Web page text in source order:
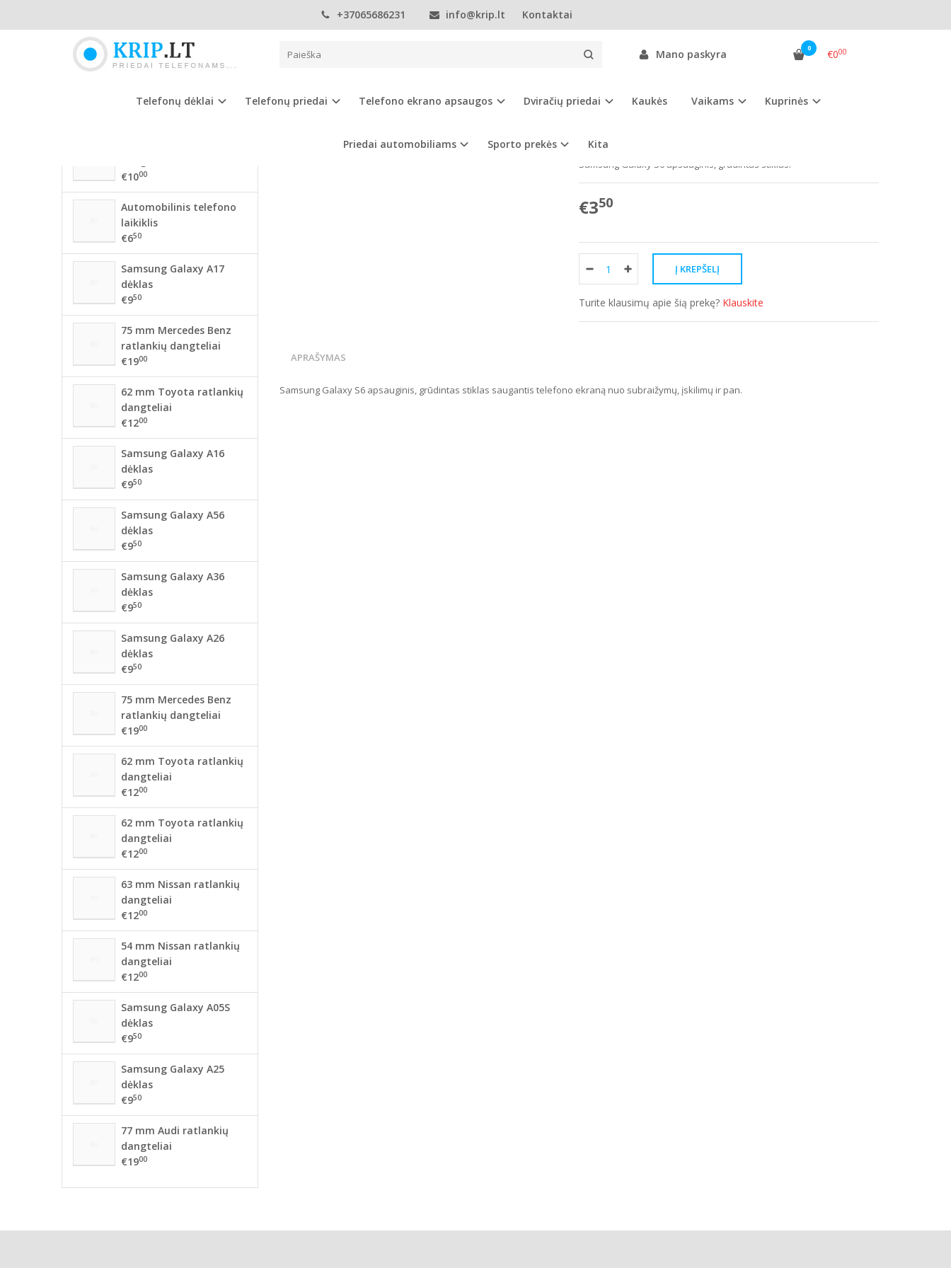
+37065686231 info@krip.lt Kontaktai
Mano paskyra 0 €000
Telefonų dėklai Telefonų priedai Telefono ekrano apsaugos Dviračių priedai Kaukės Vaikams Kuprinės
Priedai automobiliams Sporto prekės Kita
Pagrindinis Telefono ekrano apsaugos Samsung S klasė Samsung Galaxy S6 apsauginis ekrano stiklas
SAMSUNG GALAXY S6 APSAUGINIS EKRANO STIKLAS
Prekės kodas: SGS6AES
Samsung Galaxy S6 apsauginis, grūdintas stiklas.
€350
Turite klausimų apie šią prekę? Klauskite
APRAŠYMAS
Samsung Galaxy S6 apsauginis, grūdintas stiklas saugantis telefono ekraną nuo subraižymų, įskilimų ir pan.
NAUJAUSIOS PREKĖS
dangteliai
€1000
Automobilinis telefono
laikiklis
€650
Samsung Galaxy A17
dėklas
€950
75 mm Mercedes Benz
ratlankių dangteliai
€1900
62 mm Toyota ratlankių
dangteliai
€1200
Samsung Galaxy A16
dėklas
€950
Samsung Galaxy A56
dėklas
€950
Samsung Galaxy A36
dėklas
€950
Samsung Galaxy A26
dėklas
€950
75 mm Mercedes Benz
ratlankių dangteliai
€1900
62 mm Toyota ratlankių
dangteliai
€1200
62 mm Toyota ratlankių
dangteliai
€1200
63 mm Nissan ratlankių
dangteliai
€1200
54 mm Nissan ratlankių
dangteliai
€1200
Samsung Galaxy A05S
dėklas
€950
Samsung Galaxy A25
dėklas
€950
77 mm Audi ratlankių
dangteliai
€1900